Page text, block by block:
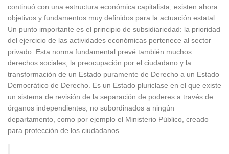
continuó con una estructura económica capitalista, existen ahora
objetivos y fundamentos muy definidos para la actuación estatal.
Un punto importante es el principio de subsidiariedad: la prioridad
del ejercicio de las actividades económicas pertenece al sector
privado. Esta norma fundamental prevé también muchos
derechos sociales, la preocupación por el ciudadano y la
transformación de un Estado puramente de Derecho a un Estado
Democrático de Derecho. Es un Estado pluriclase en el que existe
un sistema de revisión de la separación de poderes a través de
órganos independientes, no subordinados a ningún
departamento, como por ejemplo el Ministerio Público, creado
para protección de los ciudadanos.